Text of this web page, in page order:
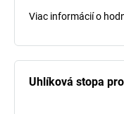
Viac informácií o
Uhlíková stopa